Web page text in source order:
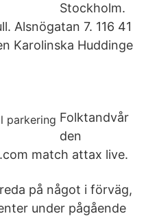
Stockholm.
Alsnögatan 7. 116 41
Karolinska Huddinge
Folktandvår
den
match attax live.
på något i förväg,
under pågående